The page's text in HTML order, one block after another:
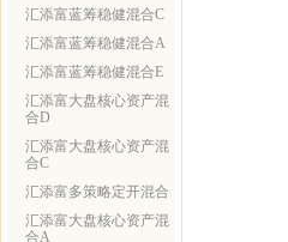
汇添富蓝筹稳健混合C
汇添富蓝筹稳健混合A
汇添富蓝筹稳健混合E
汇添富大盘核心资产混
合D
汇添富大盘核心资产混
合C
汇添富多策略定开混合
汇添富大盘核心资产混
合A